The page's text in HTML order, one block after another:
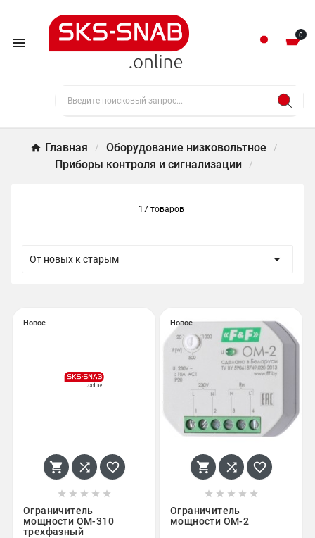
 0
Главная
Оборудование низковольтное
Приборы контроля и сигнализации
17 товаров
От новых к старым 
Новое
  
    
Ограничитель
мощности ОМ-310
трехфазный
Новое
  
    
Ограничитель
мощности OM-2